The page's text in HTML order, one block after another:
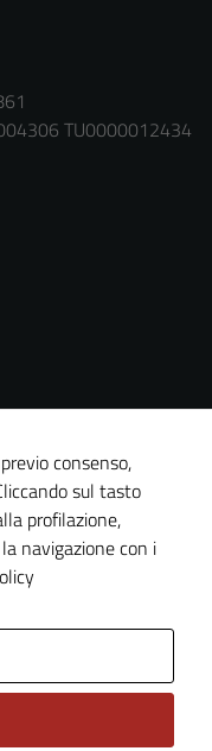
TU0000012434
consenso,
sul tasto
profilazione,
navigazione con i
serie di
la
policy
la
e